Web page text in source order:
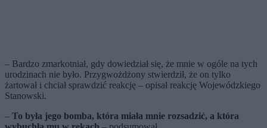
– Bardzo zmarkotniał, gdy dowiedział się, że mnie w ogóle na tych
urodzinach nie było. Przygwożdżony stwierdził, że on tylko
żartował i chciał sprawdzić reakcję – opisał reakcję Wojewódzkiego
Stanowski.
– To była jego bomba, która miała mnie rozsadzić, a która